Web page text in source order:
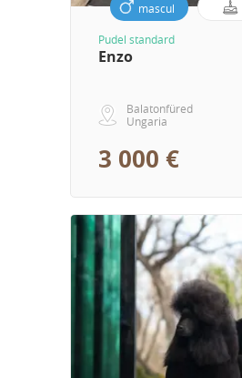
mascul
Pudel standard
Enzo
Balatonfüred
Ungaria
3 000 €